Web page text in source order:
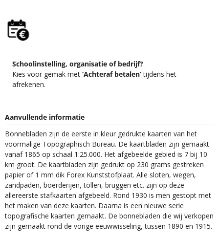
Schoolinstelling, organisatie of bedrijf?
Kies voor gemak met ‘Achteraf betalen’tijdens het
afrekenen.
Aanvullende informatie
Bonnebladen zijn de eerste in kleur gedrukte kaarten van het
voormalige Topographisch Bureau. De kaartbladen zijn gemaakt
vanaf 1865 op schaal 1:25.000. Het afgebeelde gebied is 7 bij 10
km groot. De kaartbladen zijn gedrukt op 230 grams gestreken
papier of 1 mm dik Forex Kunststofplaat. Alle sloten, wegen,
zandpaden, boerderijen, tollen, bruggen etc. zijn op deze
allereerste stafkaarten afgebeeld. Rond 1930 is men gestopt met
het maken van deze kaarten. Daarna is een nieuwe serie
topografische kaarten gemaakt. De bonnebladen die wij verkopen
zijn gemaakt rond de vorige eeuwwisseling, tussen 1890 en 1915.